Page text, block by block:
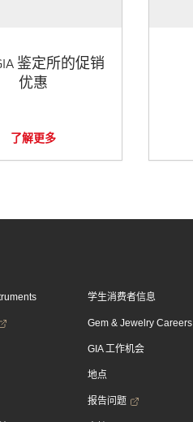
鉴定所的促销
优惠
了解更多
学生消费者信息
Gem & Jewelry Careers
GIA 工作机会
地点
报告问题